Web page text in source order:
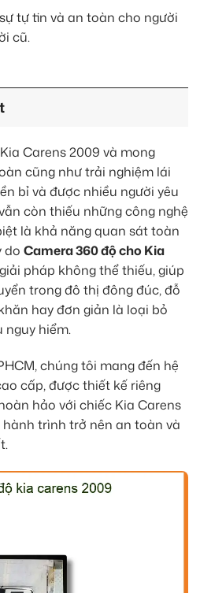
tự tin và an toàn cho người
cũ.
Carens 2009 và mong
cũng như trải nghiệm lái
bỉ và được nhiều người yêu
còn thiếu những công nghệ
là khả năng quan sát toàn
do Camera 360 độ cho Kia
pháp không thể thiếu, giúp
trong đô thị đông đúc, đỗ
hay đơn giản là loại bỏ
nguy hiểm.
chúng tôi mang đến hệ
cấp, được thiết kế riêng
hảo với chiếc Kia Carens
trình trở nên an toàn và